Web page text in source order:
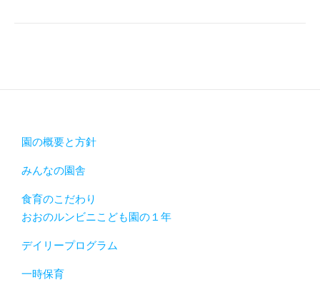
園の概要と方針
みんなの園舎
食育のこだわり
おおのルンビニこども園の１年
デイリープログラム
一時保育